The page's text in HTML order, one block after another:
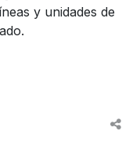
y unidades de